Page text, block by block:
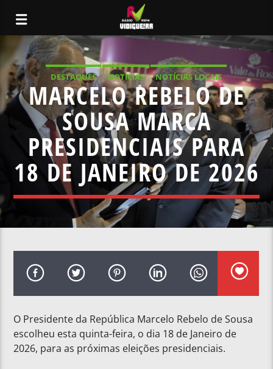
DESTAQUES NOTICIAS
NOTÍCIAS LOCAIS
NOTÍCIAS NACIONAIS
MARCELO REBELO DE
SOUSA MARCA
PRESIDENCIAIS PARA
18 DE JANEIRO DE 2026
O Presidente da República Marcelo Rebelo de Sousa
escolheu esta quinta-feira, o dia 18 de Janeiro de
2026, para as próximas eleições presidenciais.